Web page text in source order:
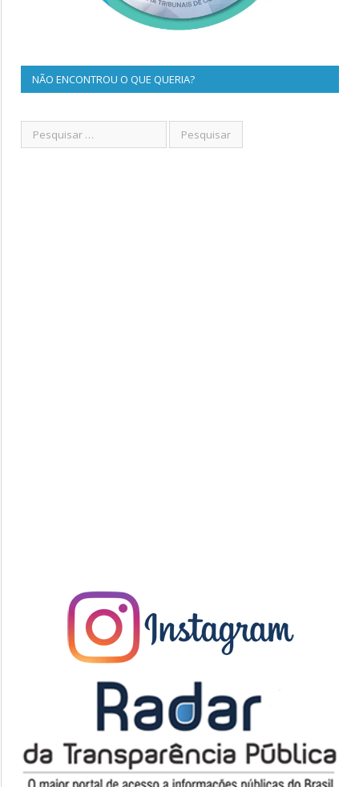
NÃO ENCONTROU O QUE QUERIA?